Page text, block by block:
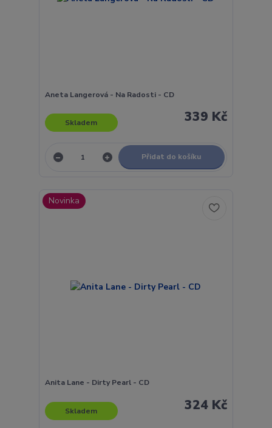
Aneta Langerová - Na Radosti - CD
339 Kč
Skladem
Přidat do košíku
Novinka
Anita Lane - Dirty Pearl - CD
324 Kč
Skladem